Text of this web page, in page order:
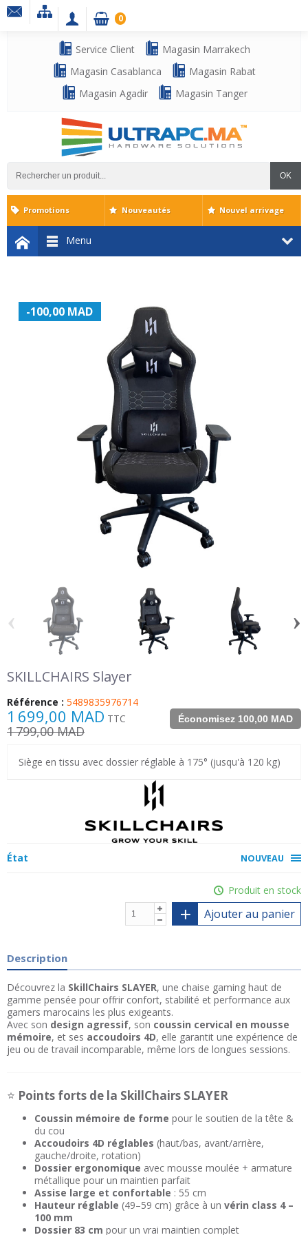
Service Client
Magasin Marrakech
Magasin Casablanca
Magasin Rabat
Magasin Agadir
Magasin Tanger
OK
0
Menu
Promotions Nouveautés Nouvel arrivage
-100,00 MAD
‹ ›
SKILLCHAIRS Slayer
Référence : 5489835976714
Économisez 100,00 MAD
1 699,00 MAD TTC
1 799,00 MAD
Siège en tissu avec dossier réglable à 175° (jusqu'à 120 kg)
État NOUVEAU
Produit en stock
Ajouter au panier
Description
Découvrez la SkillChairs SLAYER, une chaise gaming haut de
gamme pensée pour offrir confort, stabilité et performance aux
gamers marocains les plus exigeants.
Avec son design agressif, son coussin cervical en mousse
mémoire, et ses accoudoirs 4D, elle garantit une expérience de
jeu ou de travail incomparable, même lors de longues sessions.
⭐ Points forts de la SkillChairs SLAYER
Coussin mémoire de forme pour le soutien de la tête &
du cou
Accoudoirs 4D réglables (haut/bas, avant/arrière,
gauche/droite, rotation)
Dossier ergonomique avec mousse moulée + armature
métallique pour un maintien parfait
Assise large et confortable : 55 cm
Hauteur réglable (49–59 cm) grâce à un vérin class 4 –
100 mm
Dossier 83 cm pour un vrai maintien complet